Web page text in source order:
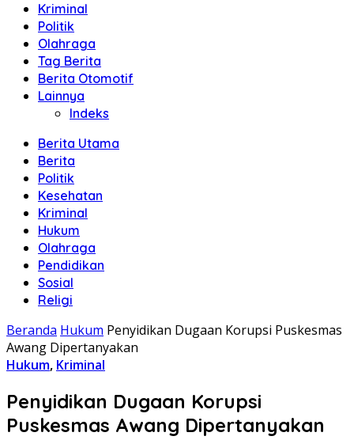
Kriminal
Politik
Olahraga
Tag Berita
Berita Otomotif
Lainnya
Indeks
Berita Utama
Berita
Politik
Kesehatan
Kriminal
Hukum
Olahraga
Pendidikan
Sosial
Religi
Beranda Hukum Penyidikan Dugaan Korupsi Puskesmas
Awang Dipertanyakan
Hukum, Kriminal
Penyidikan Dugaan Korupsi
Puskesmas Awang Dipertanyakan